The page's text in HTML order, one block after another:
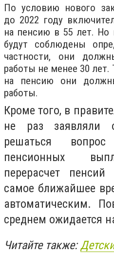
По условию нового
до 2022 году
на пенсию в 55 лет.
будут соблюдены
частности, они
работы не менее 30
на пенсию они
работы.
Кроме того, в
не раз заявляли
решаться
пенсионных
перерасчет
самое ближайшее
автоматическим.
среднем ожидается
Читайте также: